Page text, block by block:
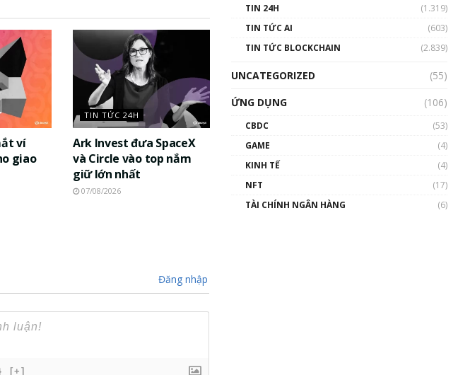
ví
giao
TIN TỨC 24H
Ark Invest đưa SpaceX
và Circle vào top nắm
giữ lớn nhất
07/08/2026
Đăng nhập
[+]
TIN 24H
(1.319)
TIN TỨC AI
(603)
TIN TỨC BLOCKCHAIN
(2.839)
UNCATEGORIZED
(55)
ỨNG DỤNG
(106)
CBDC
(53)
GAME
(4)
KINH TẾ
(4)
NFT
(17)
TÀI CHÍNH NGÂN HÀNG
(6)